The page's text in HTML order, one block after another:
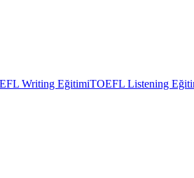
Writing EğitimiTOEFL Listening